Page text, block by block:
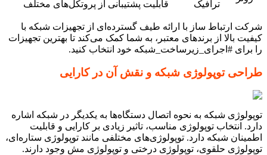
ترافیک
قابلیت پشتیبانی از پروتکل‌های مختلف
شرکت ارتباط ساز با ارائه طیف گسترده‌ای از تجهیزات شبکه با
کیفیت بالا از برندهای معتبر، به شما کمک می‌کند تا بهترین تجهیزات
را برای #اجرای_زیرساخت_شبکه خود انتخاب کنید.
طراحی توپولوژی شبکه و نقش آن در کارایی
توپولوژی شبکه به نحوه اتصال دستگاه‌ها به یکدیگر در شبکه اشاره
دارد. انتخاب توپولوژی مناسب، تاثیر زیادی بر کارایی و قابلیت
اطمینان شبکه دارد. توپولوژی‌های مختلفی مانند توپولوژی ستاره‌ای،
توپولوژی حلقوی، توپولوژی درختی و توپولوژی مش وجود دارند.